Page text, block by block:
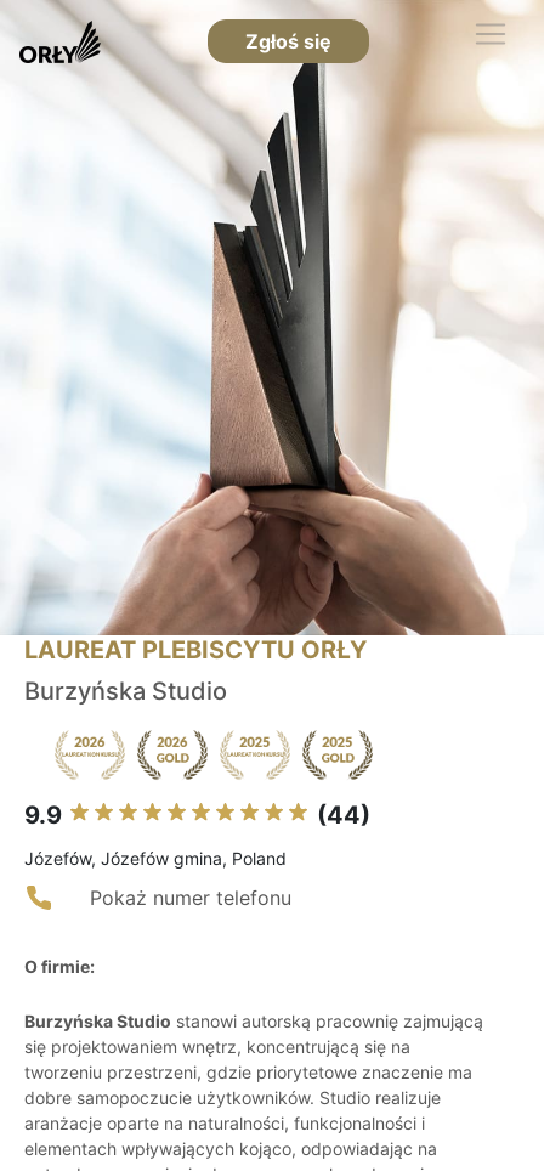
Zgłoś się
LAUREAT PLEBISCYTU ORŁY
Burzyńska Studio
9.9 (44)
Józefów, Józefów gmina, Poland
Pokaż numer telefonu
O firmie:
Burzyńska Studio stanowi autorską pracownię zajmującą
się projektowaniem wnętrz, koncentrującą się na
tworzeniu przestrzeni, gdzie priorytetowe znaczenie ma
dobre samopoczucie użytkowników. Studio realizuje
aranżacje oparte na naturalności, funkcjonalności i
elementach wpływających kojąco, odpowiadając na